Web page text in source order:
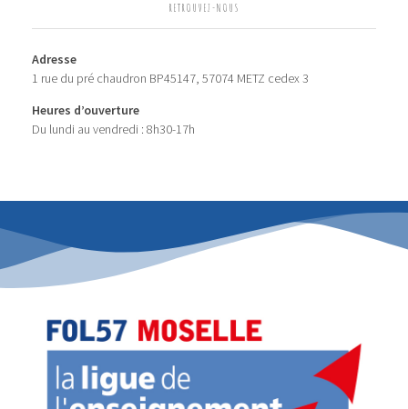
RETROUVEZ-NOUS
Adresse
1 rue du pré chaudron BP45147, 57074 METZ cedex 3
Heures d’ouverture
Du lundi au vendredi : 8h30-17h